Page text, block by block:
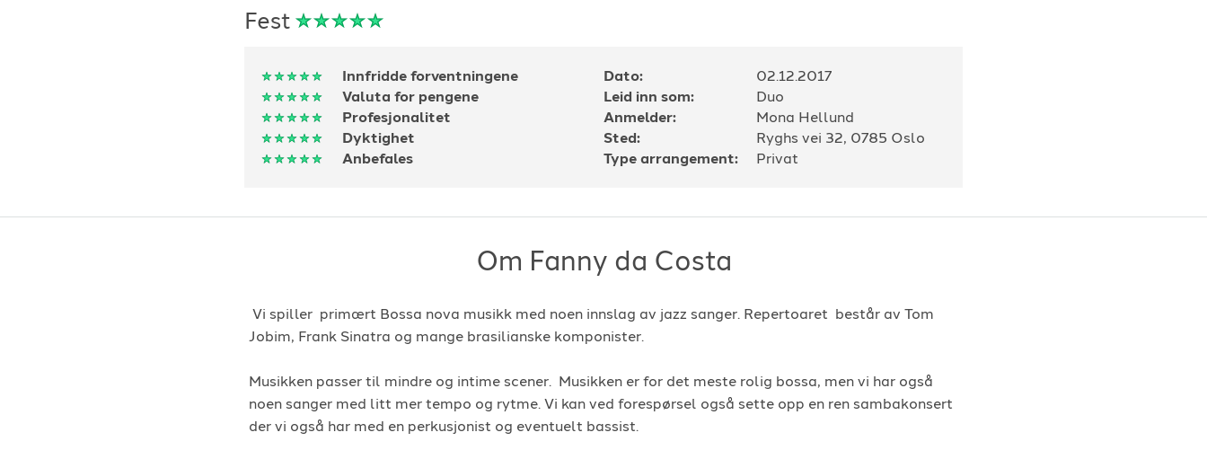
Fest
Innfridde forventningene
Valuta for pengene
Profesjonalitet
Dyktighet
Anbefales
Dato:
02.12.2017
Leid inn som:
Duo
Anmelder:
Mona Hellund
Sted:
Ryghs vei 32, 0785 Oslo
Type arrangement:
Privat
Om Fanny da Costa
Vi spiller primært Bossa nova musikk med noen innslag av jazz sanger. Repertoaret består av Tom
Jobim, Frank Sinatra og mange brasilianske komponister.
Musikken passer til mindre og intime scener. Musikken er for det meste rolig bossa, men vi har også
noen sanger med litt mer tempo og rytme. Vi kan ved forespørsel også sette opp en ren sambakonsert
der vi også har med en perkusjonist og eventuelt bassist.